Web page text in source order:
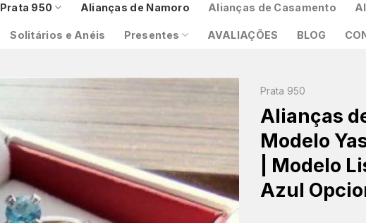
Prata 950 Alianças de Namoro Alianças de Casamento
Solitários e Anéis Presentes AVALIAÇÕES BLOG
Prata 950
Alianças
Modelo
| Modelo
Azul